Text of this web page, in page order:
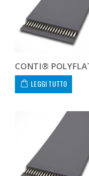
LEGGI TUTTO